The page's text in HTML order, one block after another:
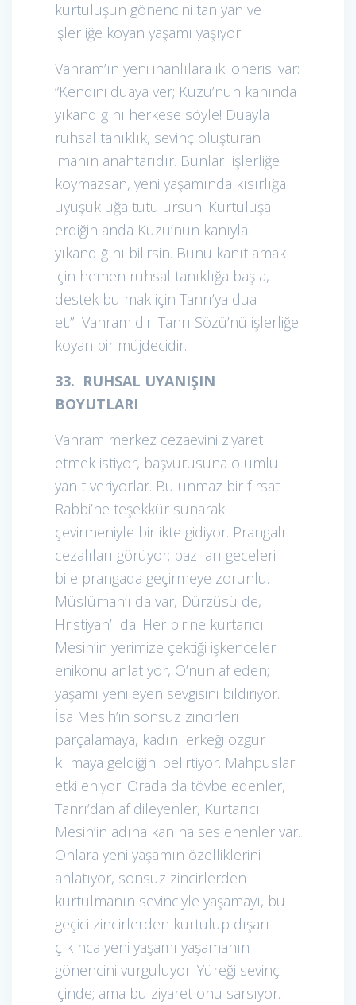
kurtuluşun gönencini tanıyan ve
işlerliğe koyan yaşamı yaşıyor.
Vahram’ın yeni inanlılara iki önerisi var:
“Kendini duaya ver; Kuzu’nun kanında
yıkandığını herkese söyle! Duayla
ruhsal tanıklık, sevinç oluşturan
imanın anahtarıdır. Bunları işlerliğe
koymazsan, yeni yaşamında kısırlığa
uyuşukluğa tutulursun. Kurtuluşa
erdiğin anda Kuzu’nun kanıyla
yıkandığını bilirsin. Bunu kanıtlamak
için hemen ruhsal tanıklığa başla,
destek bulmak için Tanrı’ya dua
et.” Vahram diri Tanrı Sözü’nü işlerliğe
koyan bir müjdecidir.
33. RUHSAL UYANIŞIN
BOYUTLARI
Vahram merkez cezaevini ziyaret
etmek istiyor, başvurusuna olumlu
yanıt veriyorlar. Bulunmaz bir fırsat!
Rabbi’ne teşekkür sunarak
çevirmeniyle birlikte gidiyor. Prangalı
cezalıları görüyor; bazıları geceleri
bile prangada geçirmeye zorunlu.
Müslüman’ı da var, Dürzüsü de,
Hristiyan’ı da. Her birine kurtarıcı
Mesih’in yerimize çektiği işkenceleri
enikonu anlatıyor, O’nun af eden;
yaşamı yenileyen sevgisini bildiriyor.
İsa Mesih’in sonsuz zincirleri
parçalamaya, kadını erkeği özgür
kılmaya geldiğini belirtiyor. Mahpuslar
etkileniyor. Orada da tövbe edenler,
Tanrı’dan af dileyenler, Kurtarıcı
Mesih’in adına kanına seslenenler var.
Onlara yeni yaşamın özelliklerini
anlatıyor, sonsuz zincirlerden
kurtulmanın sevinciyle yaşamayı, bu
geçici zincirlerden kurtulup dışarı
çıkınca yeni yaşamı yaşamanın
gönencini vurguluyor. Yüreği sevinç
içinde; ama bu ziyaret onu sarsıyor.